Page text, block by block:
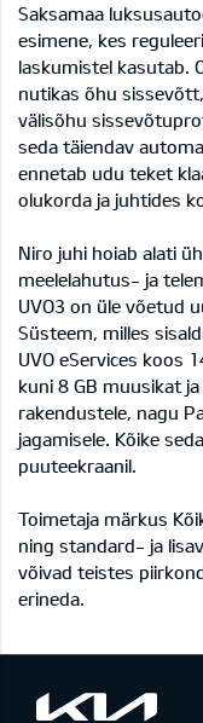
Saksamaa
esimene, kes
laskumistel kasutab.
nutikas õhu
välisõhu
seda täiendav
ennetab udu teket
olukorda ja juhtides
Niro juhi hoiab alati
meelelahutus- ja
UVO3 on üle võetud
Süsteem, milles
UVO eServices koos
kuni 8 GB muusikat
rakendustele, nagu
jagamisele. Kõike
puuteekraanil.
Toimetaja märkus
ning standard- ja
võivad teistes
erineda.